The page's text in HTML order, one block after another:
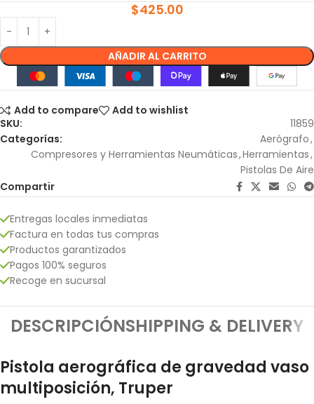
$425.00
AÑADIR AL CARRITO
Add to compare
Add to wishlist
SKU:
11859
Categorías:
Aerógrafo,
Compresores y Herramientas Neumáticas,Herramientas,
Pistolas De Aire
Compartir
Entregas locales inmediatas
Factura en todas tus compras
Productos garantizados
Pagos 100% seguros
Recoge en sucursal
DESCRIPCIÓNSHIPPING & DELIVERY
Pistola aerográfica de gravedad vaso
multiposición, Truper